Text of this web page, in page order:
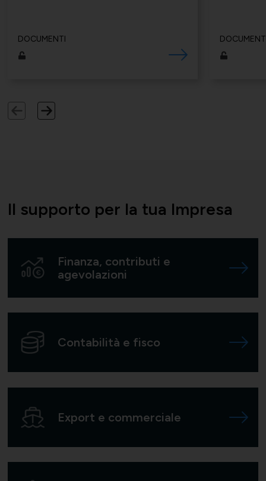
DOCUMENTI
Il supporto per la tua Impresa
Finanza, contributi e
agevolazioni
Contabilità e fisco
Export e commerciale
Scambi fra soci